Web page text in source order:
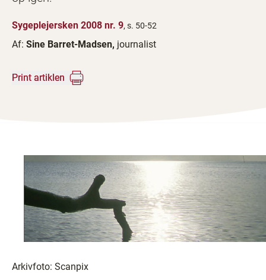
Sygeplejersken 2008 nr. 9, s. 50-52
Af: Sine Barret-Madsen, journalist
Print artiklen
Arkivfoto: Scanpix